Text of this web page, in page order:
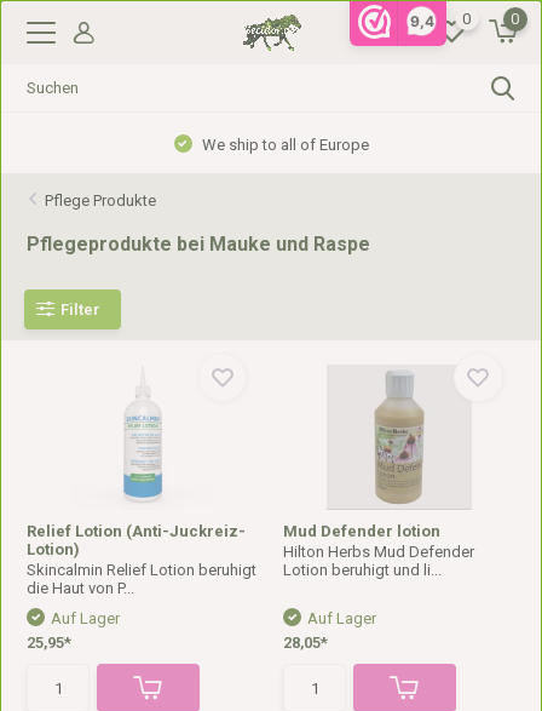
9,4 0 0
We ship to all of Europe
Pflege Produkte
Pflegeprodukte bei Mauke und Raspe
Filter
Relief Lotion (Anti-Juckreiz-
Lotion)
Skincalmin Relief Lotion beruhigt
die Haut von P...
Auf Lager
25,95*
Mud Defender lotion
Hilton Herbs Mud Defender
Lotion beruhigt und li...
Auf Lager
28,05*